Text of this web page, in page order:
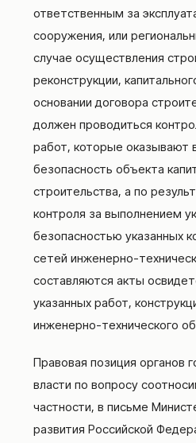
ответственным за
сооружения, или
случае осуществления
реконструкции,
основании договора
должен проводиться
работ, которые оказывают
безопасность объекта
строительства, а по
контроля за выполнением
безопасностью указанных
сетей инженерно-
составляются акты
указанных работ,
инженерно-технического
Правовая позиция органов
власти по вопросу
частности, в письме
развития Российской